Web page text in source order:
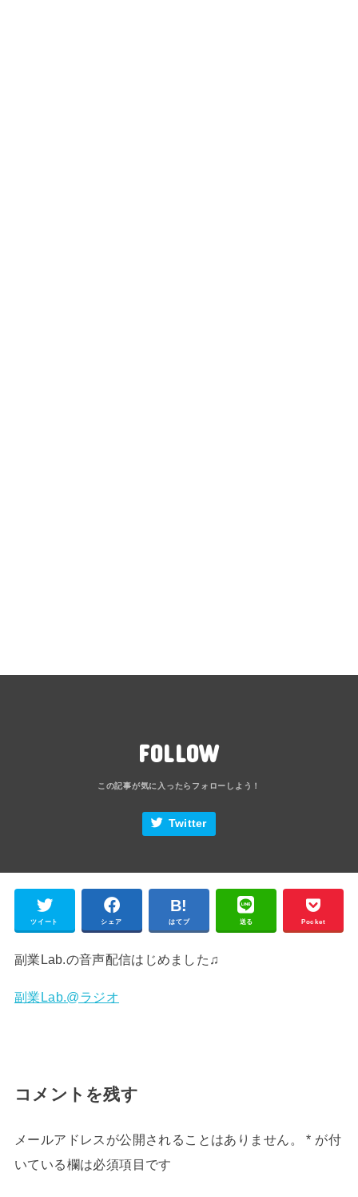
FOLLOW
Twitter
ツイート シェア はてブ 送る Pocket
副業Lab.の音声配信はじめました♫
副業Lab.@ラジオ
コメントを残す
メールアドレスが公開されることはありません。 * が付
いている欄は必須項目です